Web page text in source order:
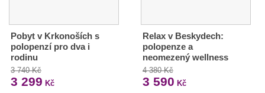
Pobyt v Krkonoších s
polopenzí pro dva i
rodinu
3 740 Kč
3 299 Kč
Relax v Beskydech:
polopenze a
neomezený wellness
4 380 Kč
3 590 Kč